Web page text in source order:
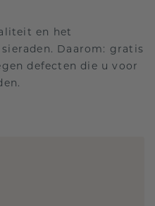
en het
Daarom: gratis
defecten die u voor